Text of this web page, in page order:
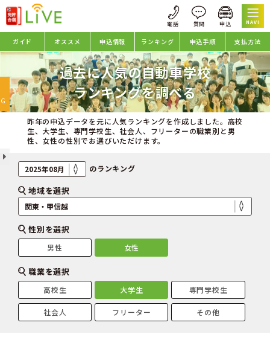
NAVI
ガイド オススメ 申込情報 ランキング 申込手順 支払方法
過去に人気の自動車学校
ランキングを調べる
昨年の申込データを元に人気ランキングを作成しました。高校
生、大学生、専門学校生、社会人、フリーターの職業別と男
性、女性の性別でお選びいただけます。
のランキング
地域を選択
性別を選択
男性 女性
職業を選択
高校生 大学生 専門学校生
社会人 フリーター その他